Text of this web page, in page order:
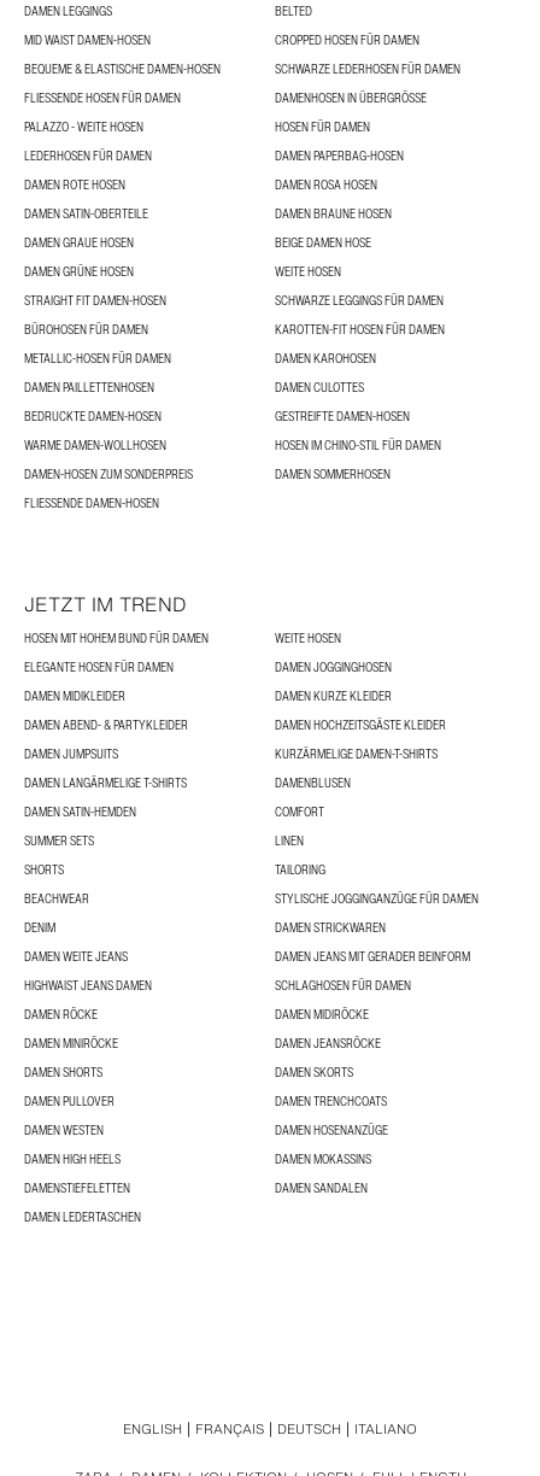
DAMEN LEGGINGS
BELTED
MID WAIST DAMEN-HOSEN
CROPPED HOSEN FÜR DAMEN
BEQUEME & ELASTISCHE DAMEN-HOSEN
SCHWARZE LEDERHOSEN FÜR DAMEN
FLIESSENDE HOSEN FÜR DAMEN
DAMENHOSEN IN ÜBERGRÖSSE
PALAZZO - WEITE HOSEN
HOSEN FÜR DAMEN
LEDERHOSEN FÜR DAMEN
DAMEN PAPERBAG-HOSEN
DAMEN ROTE HOSEN
DAMEN ROSA HOSEN
DAMEN SATIN-OBERTEILE
DAMEN BRAUNE HOSEN
DAMEN GRAUE HOSEN
BEIGE DAMEN HOSE
DAMEN GRÜNE HOSEN
WEITE HOSEN
STRAIGHT FIT DAMEN-HOSEN
SCHWARZE LEGGINGS FÜR DAMEN
BÜROHOSEN FÜR DAMEN
KAROTTEN-FIT HOSEN FÜR DAMEN
METALLIC-HOSEN FÜR DAMEN
DAMEN KAROHOSEN
DAMEN PAILLETTENHOSEN
DAMEN CULOTTES
BEDRUCKTE DAMEN-HOSEN
GESTREIFTE DAMEN-HOSEN
WARME DAMEN-WOLLHOSEN
HOSEN IM CHINO-STIL FÜR DAMEN
DAMEN-HOSEN ZUM SONDERPREIS
DAMEN SOMMERHOSEN
FLIESSENDE DAMEN-HOSEN
JETZT IM TREND
HOSEN MIT HOHEM BUND FÜR DAMEN
WEITE HOSEN
ELEGANTE HOSEN FÜR DAMEN
DAMEN JOGGINGHOSEN
DAMEN MIDIKLEIDER
DAMEN KURZE KLEIDER
DAMEN ABEND- & PARTYKLEIDER
DAMEN HOCHZEITSGÄSTE KLEIDER
DAMEN JUMPSUITS
KURZÄRMELIGE DAMEN-T-SHIRTS
DAMEN LANGÄRMELIGE T-SHIRTS
DAMENBLUSEN
DAMEN SATIN-HEMDEN
COMFORT
SUMMER SETS
LINEN
SHORTS
TAILORING
BEACHWEAR
STYLISCHE JOGGINGANZÜGE FÜR DAMEN
DENIM
DAMEN STRICKWAREN
DAMEN WEITE JEANS
DAMEN JEANS MIT GERADER BEINFORM
HIGHWAIST JEANS DAMEN
SCHLAGHOSEN FÜR DAMEN
DAMEN RÖCKE
DAMEN MIDIRÖCKE
DAMEN MINIRÖCKE
DAMEN JEANSRÖCKE
DAMEN SHORTS
DAMEN SKORTS
DAMEN PULLOVER
DAMEN TRENCHCOATS
DAMEN WESTEN
DAMEN HOSENANZÜGE
DAMEN HIGH HEELS
DAMEN MOKASSINS
DAMENSTIEFELETTEN
DAMEN SANDALEN
DAMEN LEDERTASCHEN
ENGLISH FRANÇAIS DEUTSCH ITALIANO